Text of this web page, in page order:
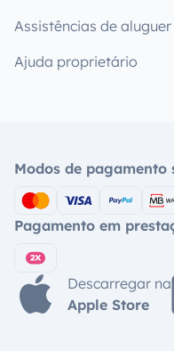
Assistências de aluguer
Ajuda proprietário
Modos de pagamento
Pagamento em
Descarregar na
Apple Store